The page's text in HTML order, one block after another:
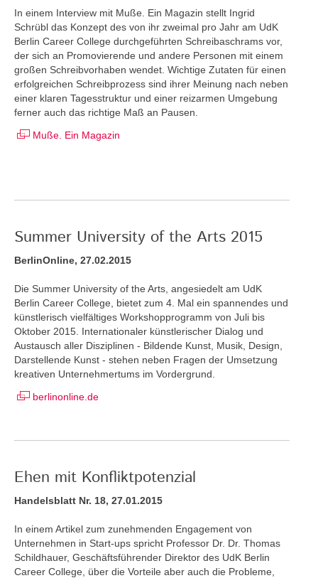
In einem Interview mit Muße. Ein Magazin stellt Ingrid
Schrübl das Konzept des von ihr zweimal pro Jahr am UdK
Berlin Career College durchgeführten Schreibaschrams vor,
der sich an Promovierende und andere Personen mit einem
großen Schreibvorhaben wendet. Wichtige Zutaten für einen
erfolgreichen Schreibprozess sind ihrer Meinung nach neben
einer klaren Tagesstruktur und einer reizarmen Umgebung
ferner auch das richtige Maß an Pausen.
Muße. Ein Magazin
Summer University of the Arts 2015
BerlinOnline, 27.02.2015
Die Summer University of the Arts, angesiedelt am UdK
Berlin Career College, bietet zum 4. Mal ein spannendes und
künstlerisch vielfältiges Workshopprogramm von Juli bis
Oktober 2015. Internationaler künstlerischer Dialog und
Austausch aller Disziplinen - Bildende Kunst, Musik, Design,
Darstellende Kunst - stehen neben Fragen der Umsetzung
kreativen Unternehmertums im Vordergrund.
berlinonline.de
Ehen mit Konfliktpotenzial
Handelsblatt Nr. 18, 27.01.2015
In einem Artikel zum zunehmenden Engagement von
Unternehmen in Start-ups spricht Professor Dr. Dr. Thomas
Schildhauer, Geschäftsführender Direktor des UdK Berlin
Career College, über die Vorteile aber auch die Probleme,